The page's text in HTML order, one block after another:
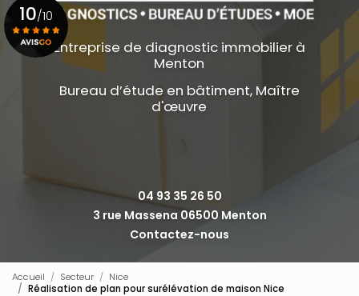
Entreprise de diagnostic immobilier à
Menton
Bureau d’étude en bâtiment, Maître
d'œuvre
04 93 35 26 50
3 rue Massena 06500 Menton
Contactez-nous
10/10
Voir le certificat
Accueil Secteur
Nice
Réalisation de plan pour surélévation de maison Nice